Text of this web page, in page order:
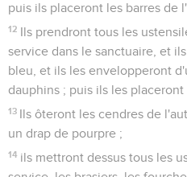
puis ils placeront les barres de
12 Ils prendront tous les
service dans le sanctuaire, et
bleu, et ils les envelopperont
dauphins ; puis ils les placeront
13 Ils ôteront les cendres de
un drap de pourpre ;
14 ils mettront dessus tous les